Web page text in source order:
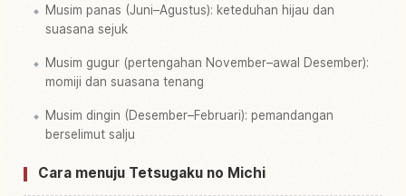
Musim panas (Juni–Agustus): keteduhan hijau dan
suasana sejuk
Musim gugur (pertengahan November–awal Desember):
momiji dan suasana tenang
Musim dingin (Desember–Februari): pemandangan
berselimut salju
Cara menuju Tetsugaku no Michi